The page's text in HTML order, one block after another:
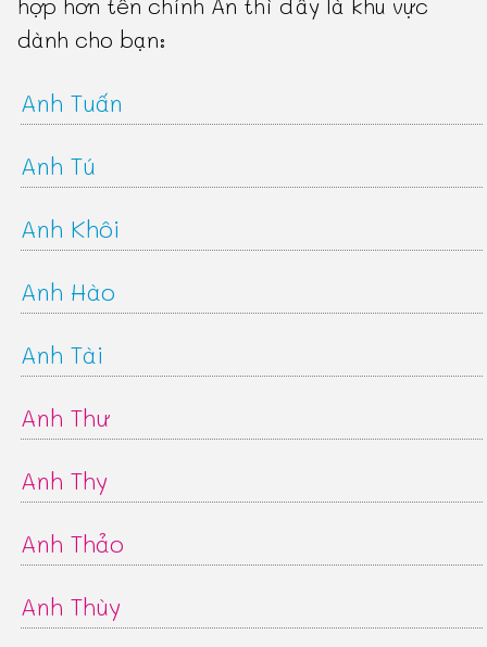
dành cho bạn:
Anh Tuấn
Anh Tú
Anh Khôi
Anh Hào
Anh Tài
Anh Thư
Anh Thy
Anh Thảo
Anh Thùy